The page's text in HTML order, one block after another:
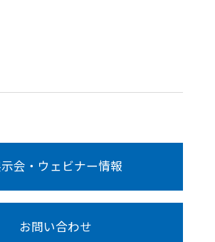
会・ウェビナー情報
お問い合わせ